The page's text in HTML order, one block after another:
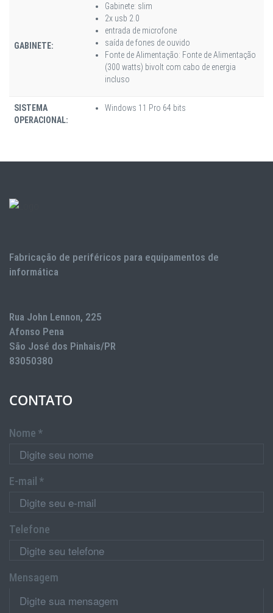
GABINETE:
Gabinete: slim
2x usb 2.0
entrada de microfone
saída de fones de ouvido
Fonte de Alimentação: Fonte de Alimentação
(300 watts) bivolt com cabo de energia
incluso
SISTEMA
OPERACIONAL:
Windows 11 Pro 64 bits
Fabricação de periféricos para equipamentos de
informática
Rua John Lennon, 225
Afonso Pena
São José dos Pinhais/PR
83050380
CONTATO
Nome *
E-mail *
Telefone
Mensagem